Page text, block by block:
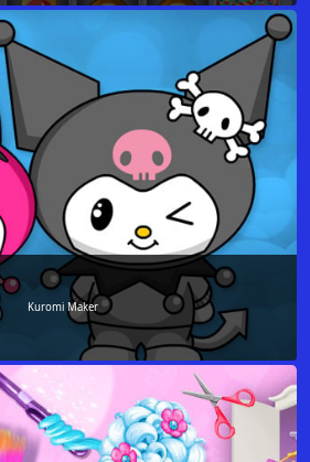
Kuromi Maker